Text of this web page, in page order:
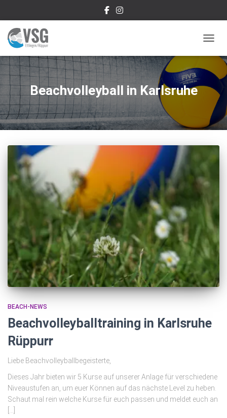
Beachvolleyball in Karlsruhe
BEACH-NEWS
Beachvolleyballtraining in Karlsruhe
Rüppurr
Liebe Beachvolleyballbegeisterte,
Dieses Jahr bieten wir 5 Kurse auf unserer Anlage für verschiedene
Niveaustufen an, um euer Können auf das nächste Level zu heben.
Schaut mal rein welche Kurse für euch passen und meldet euch an